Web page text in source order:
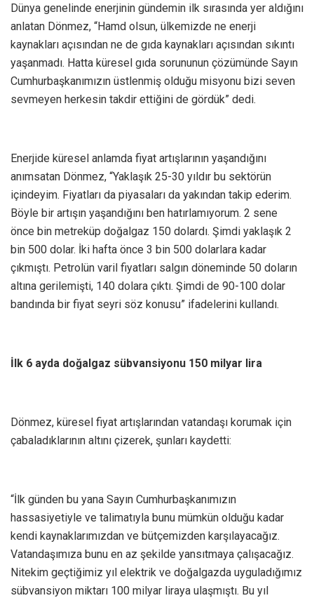
Dünya genelinde enerjinin gündemin ilk sırasında yer aldığını
anlatan Dönmez, “Hamd olsun, ülkemizde ne enerji
kaynakları açısından ne de gıda kaynakları açısından sıkıntı
yaşanmadı. Hatta küresel gıda sorununun çözümünde Sayın
Cumhurbaşkanımızın üstlenmiş olduğu misyonu bizi seven
sevmeyen herkesin takdir ettiğini de gördük” dedi.
Enerjide küresel anlamda fiyat artışlarının yaşandığını
anımsatan Dönmez, “Yaklaşık 25-30 yıldır bu sektörün
içindeyim. Fiyatları da piyasaları da yakından takip ederim.
Böyle bir artışın yaşandığını ben hatırlamıyorum. 2 sene
önce bin metreküp doğalgaz 150 dolardı. Şimdi yaklaşık 2
bin 500 dolar. İki hafta önce 3 bin 500 dolarlara kadar
çıkmıştı. Petrolün varil fiyatları salgın döneminde 50 doların
altına gerilemişti, 140 dolara çıktı. Şimdi de 90-100 dolar
bandında bir fiyat seyri söz konusu” ifadelerini kullandı.
İlk 6 ayda doğalgaz sübvansiyonu 150 milyar lira
Dönmez, küresel fiyat artışlarından vatandaşı korumak için
çabaladıklarının altını çizerek, şunları kaydetti:
“İlk günden bu yana Sayın Cumhurbaşkanımızın
hassasiyetiyle ve talimatıyla bunu mümkün olduğu kadar
kendi kaynaklarımızdan ve bütçemizden karşılayacağız.
Vatandaşımıza bunu en az şekilde yansıtmaya çalışacağız.
Nitekim geçtiğimiz yıl elektrik ve doğalgazda uyguladığımız
sübvansiyon miktarı 100 milyar liraya ulaşmıştı. Bu yıl